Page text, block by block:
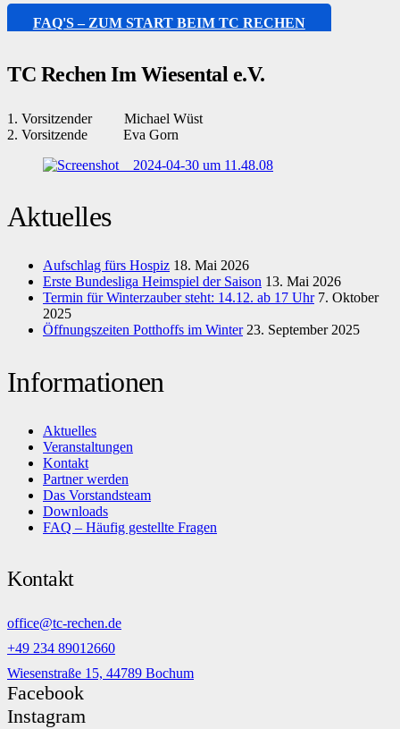
FAQ'S – ZUM START BEIM TC RECHEN
TC Rechen Im Wiesental e.V.
1. Vorsitzender Michael Wüst
2. Vorsitzende Eva Gorn
Aktuelles
Aufschlag fürs Hospiz 18. Mai 2026
Erste Bundesliga Heimspiel der Saison 13. Mai 2026
Termin für Winterzauber steht: 14.12. ab 17 Uhr 7. Oktober
2025
Öffnungszeiten Potthoffs im Winter 23. September 2025
Informationen
Aktuelles
Veranstaltungen
Kontakt
Partner werden
Das Vorstandsteam
Downloads
FAQ – Häufig gestellte Fragen
Kontakt
office@tc-rechen.de
+49 234 89012660
Wiesenstraße 15, 44789 Bochum
Facebook
Instagram